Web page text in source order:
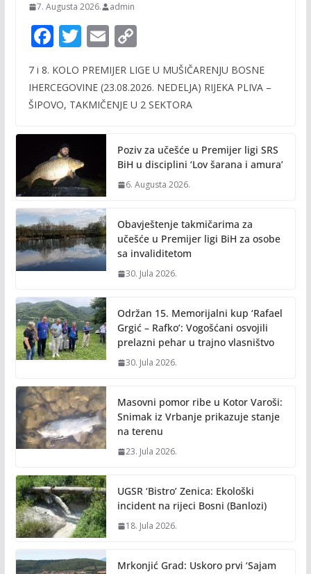
7. Augusta 2026. admin
F
e
b
o
k
T
itt
er
E
ai
l
C
p
y
n
k
7 i 8. KOLO PREMIJER LIGE U MUŠIČARENJU BOSNE
IHERCEGOVINE (23.08.2026. NEDELJA) RIJEKA PLIVA –
ŠIPOVO, TAKMIČENJE U 2 SEKTORA
Poziv za učešće u Premijer ligi SRS
BiH u disciplini ‘Lov šarana i amura’
6. Augusta 2026.
Obavještenje takmičarima za
učešće u Premijer ligi BiH za osobe
sa invaliditetom
30. Jula 2026.
Održan 15. Memorijalni kup ‘Rafael
Grgić – Rafko’: Vogošćani osvojili
prelazni pehar u trajno vlasništvo
30. Jula 2026.
Masovni pomor ribe u Kotor Varoši:
Snimak iz Vrbanje prikazuje stanje
na terenu
23. Jula 2026.
UGSR ‘Bistro’ Zenica: Ekološki
incident na rijeci Bosni (Banlozi)
18. Jula 2026.
Mrkonjić Grad: Uskoro prvi ‘Sajam